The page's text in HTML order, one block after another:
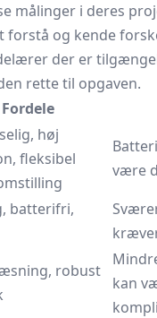
målinger i deres
forstå og kende
der er
rette til opgaven.
Fordele
høj
fleksibel
være
batterifri,
robust
kan